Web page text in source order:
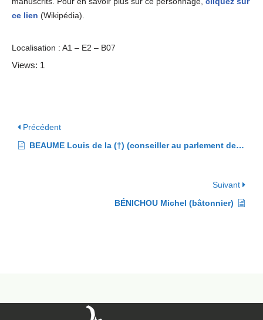
ce lien (Wikipédia).
Localisation : A1 – E2 – B07
Views: 1
Précédent
BEAUME Louis de la (†) (conseiller au parlement de Grenoble)
Suivant
BÉNICHOU Michel (bâtonnier)